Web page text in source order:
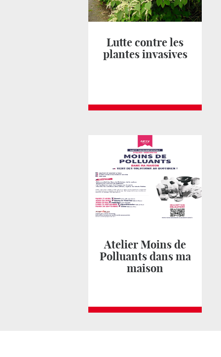
Lutte contre les
plantes invasives
Atelier Moins de
Polluants dans ma
maison